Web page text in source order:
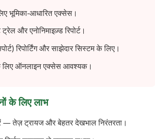
भूमिका-आधारित एक्सेस।
और एनोनिमाइज़्ड रिपोर्ट।
रिपोर्टिंग और साझेदार सिस्टम के लिए।
लिए ऑनलाइन एक्सेस आवश्यक।
के लिए लाभ
— तेज़ ट्रायज और बेहतर देखभाल निरंतरता।